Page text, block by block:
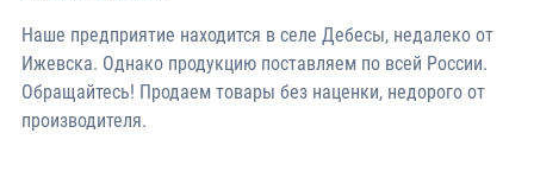
Наше предприятие находится в селе Дебесы, недалеко от
Ижевска. Однако продукцию поставляем по всей России.
Обращайтесь! Продаем товары без наценки, недорого от
производителя.